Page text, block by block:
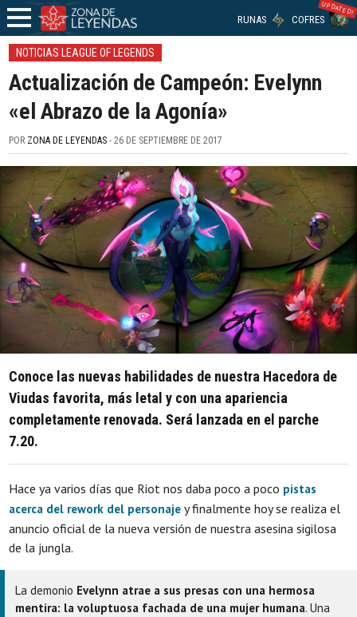
RUNAS COFRES
UPDATED!
NOTICIAS LEAGUE OF LEGENDS
Actualización de Campeón: Evelynn
«el Abrazo de la Agonía»
POR ZONA DE LEYENDAS - 26 DE SEPTIEMBRE DE 2017
Conoce las nuevas habilidades de nuestra Hacedora de
Viudas favorita, más letal y con una apariencia
completamente renovada. Será lanzada en el parche
7.20.
Hace ya varios días que Riot nos daba poco a poco pistas
acerca del rework del personaje y finalmente hoy se realiza el
anuncio oficial de la nueva versión de nuestra asesina sigilosa
de la jungla.
La demonio Evelynn atrae a sus presas con una hermosa
mentira: la voluptuosa fachada de una mujer humana. Una